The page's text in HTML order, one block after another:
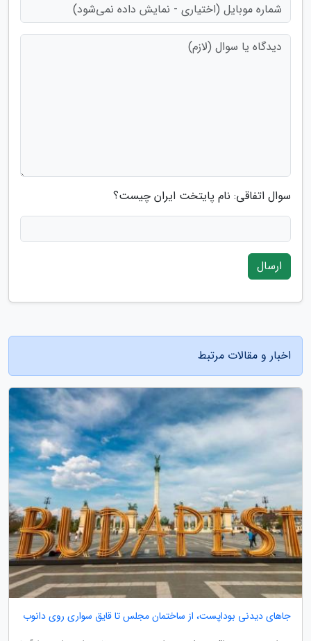
سوال اتفاقی: نام پایتخت ایران چیست؟
ارسال
اخبار و مقالات مرتبط
جاهای دیدنی بوداپست، از ساختمان مجلس تا قایق سواری روی دانوب